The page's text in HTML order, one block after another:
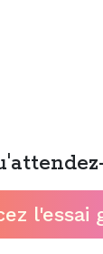
l'essai